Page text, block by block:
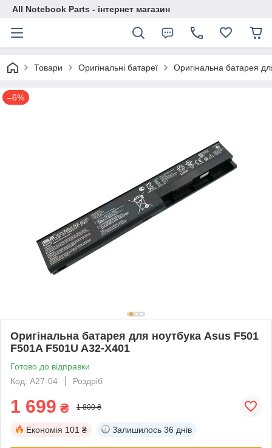
All Notebook Parts - інтернет магазин
Товари Оригінальні батареї Оригінальна батарея
–6%
Оригінальна батарея для ноутбука Asus F501
F501A F501U A32-X401
Готово до відправки
Код: A27-04
Роздріб
1 699 ₴ 1 800 ₴
Економія 101 ₴ Залишилось 36 днів